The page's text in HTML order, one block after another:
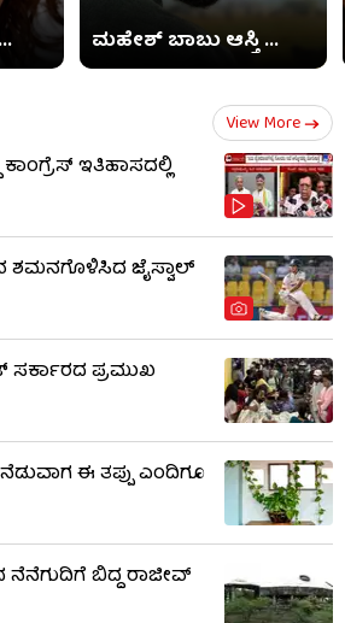
ಮಹೇಶ್ ಬಾಬು ಆಸ್ತಿ ...
View More
ಇತಿಹಾಸದಲ್ಲಿ
ಜೈಸ್ವಾಲ್
ಸರ್ಕಾರದ ಪ್ರಮುಖ
ಈ ತಪ್ಪು ಎಂದಿಗೂ
ನೆನೆಗುದಿಗೆ ಬಿದ್ದ ರಾಜೀವ್